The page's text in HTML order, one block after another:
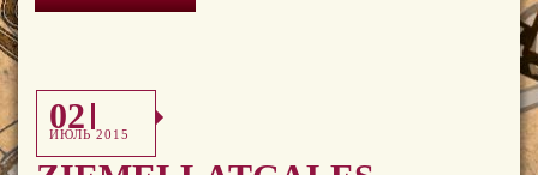
02
ИЮЛЬ 2015